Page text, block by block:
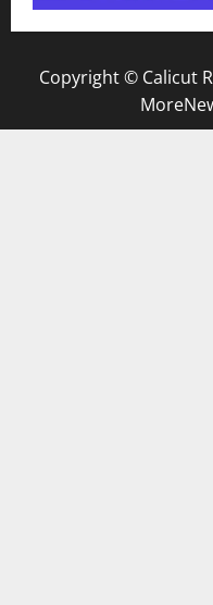
Copyright © Calicut